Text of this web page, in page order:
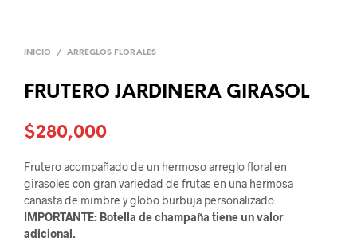
INICIO / ARREGLOS FLORALES
FRUTERO JARDINERA GIRASOL
$280,000
Frutero acompañado de un hermoso arreglo floral en
girasoles con gran variedad de frutas en una hermosa
canasta de mimbre y globo burbuja personalizado.
IMPORTANTE: Botella de champaña tiene un valor
adicional.